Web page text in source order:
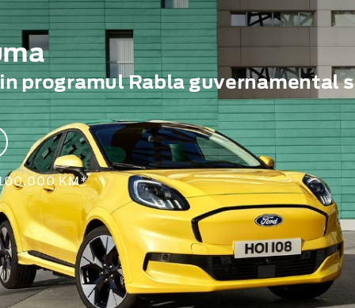
programul Rabla guvernamental
KM*